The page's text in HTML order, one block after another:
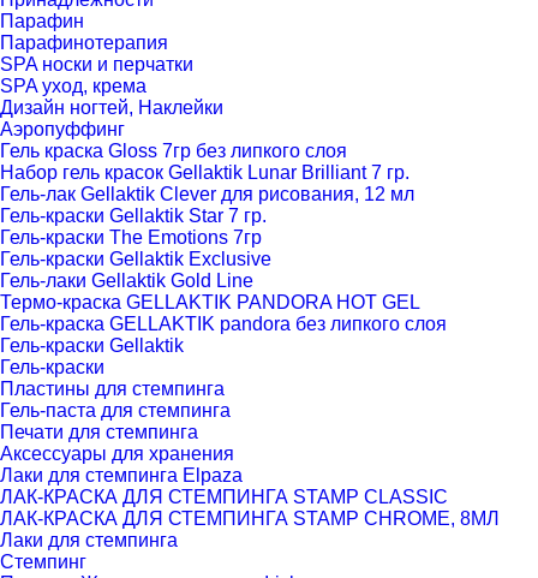
Парафин
Парафинотерапия
SPA носки и перчатки
SPA уход, крема
Дизайн ногтей, Наклейки
Аэропуффинг
Гель краска Gloss 7гр без липкого слоя
Набор гель красок Gellaktik Lunar Brilliant 7 гр.
Гель-лак Gellaktik Clever для рисования, 12 мл
Гель-краски Gellaktik Star 7 гр.
Гель-краски The Emotions 7гр
Гель-краски Gellaktik Exclusive
Гель-лаки Gellaktik Gold Line
Термо-краска GELLAKTIK PANDORA HOT GEL
Гель-краска GELLAKTIK pandora без липкого слоя
Гель-краски Gellaktik
Гель-краски
Пластины для стемпинга
Гель-паста для стемпинга
Печати для стемпинга
Аксессуары для хранения
Лаки для стемпинга Elpaza
ЛАК-КРАСКА ДЛЯ СТЕМПИНГА STAMP CLASSIC
ЛАК-КРАСКА ДЛЯ СТЕМПИНГА STAMP CHROME, 8МЛ
Лаки для стемпинга
Стемпинг